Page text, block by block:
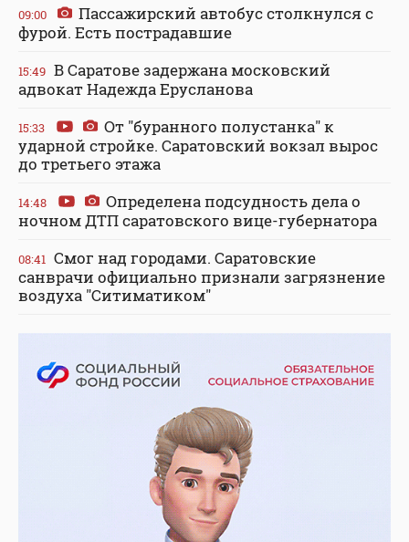
09:00
Пассажирский автобус столкнулся с
фурой. Есть пострадавшие
15:49 В Саратове задержана московский
адвокат Надежда Ерусланова
15:33
От "буранного полустанка" к
ударной стройке. Саратовский вокзал вырос
до третьего этажа
14:48
Определена подсудность дела о
ночном ДТП саратовского вице-губернатора
08:41 Смог над городами. Саратовские
санврачи официально признали загрязнение
воздуха "Ситиматиком"